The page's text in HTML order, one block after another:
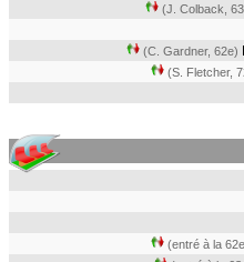
(J. Colback,
(C. Gardner, 62e)
(S. Fletcher,
(entré à la